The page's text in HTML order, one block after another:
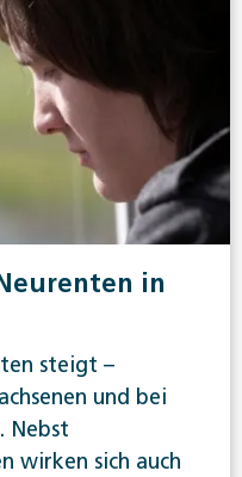
in
steigt –
und bei
Nebst
wirken sich auch